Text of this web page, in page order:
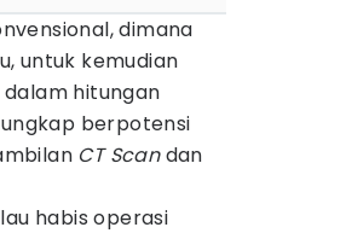
dimana
untuk kemudian
hitungan
berpotensi
CT Scandan
habis operasi